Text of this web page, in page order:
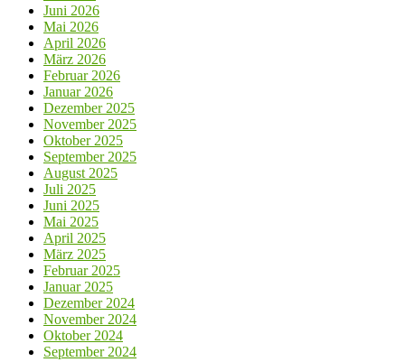
Juni 2026
Mai 2026
April 2026
März 2026
Februar 2026
Januar 2026
Dezember 2025
November 2025
Oktober 2025
September 2025
August 2025
Juli 2025
Juni 2025
Mai 2025
April 2025
März 2025
Februar 2025
Januar 2025
Dezember 2024
November 2024
Oktober 2024
September 2024